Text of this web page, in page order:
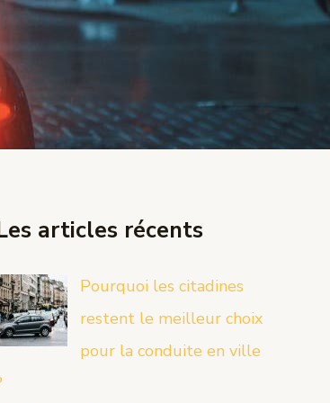
articles récents
Pourquoi les citadines
restent le meilleur choix
pour la conduite en ville